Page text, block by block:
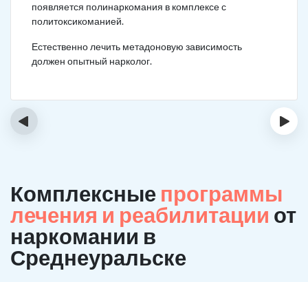
появляется полинаркомания в комплексе с
политоксикоманией.
Естественно лечить метадоновую зависимость
должен опытный нарколог.
‹ ›
Комплексные программы
лечения и реабилитации от
наркомании в
Среднеуральске